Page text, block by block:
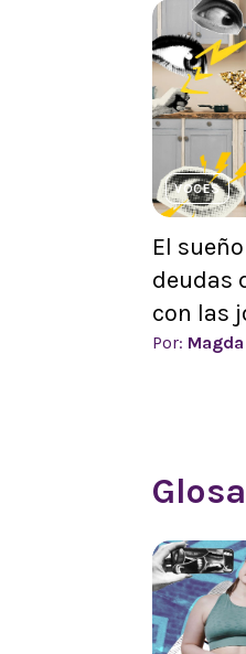
VOCES
El
deudas
con las
Por: